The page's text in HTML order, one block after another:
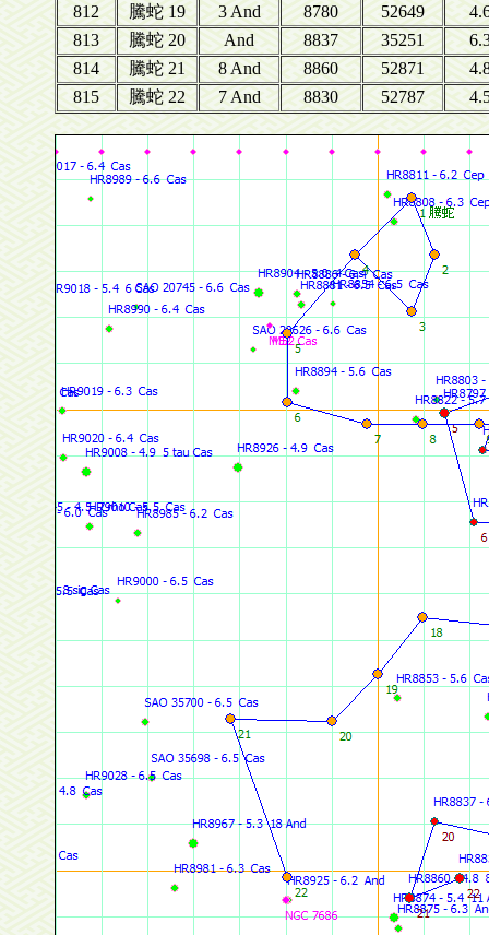
812
騰蛇 19 3 And 8780 52649
813
騰蛇 20 And 8837 35251
814
騰蛇 21 8 And 8860 52871
815
騰蛇 22 7 And 8830 52787